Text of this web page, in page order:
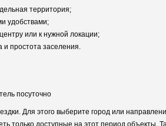
территория;
удобствами;
или к нужной локации;
простота заселения.
Для этого выберите город или
только доступные на этот период объекты.